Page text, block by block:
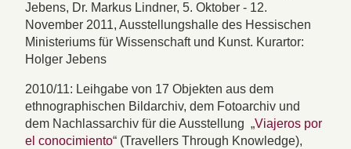
Jebens, Dr. Markus Lindner, 5. Oktober - 12.
November 2011, Ausstellungshalle des Hessischen
Ministeriums für Wissenschaft und Kunst. Kurartor:
Holger Jebens
2010/11: Leihgabe von 17 Objekten aus dem
ethnographischen Bildarchiv, dem Fotoarchiv und
dem Nachlassarchiv für die Ausstellung „Viajeros por
el conocimiento“ (Travellers Through Knowledge),